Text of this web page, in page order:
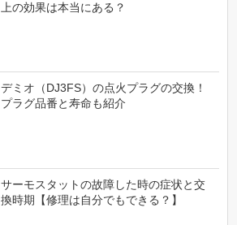
上の効果は本当にある？
デミオ（DJ3FS）の点火プラグの交換！
プラグ品番と寿命も紹介
サーモスタットの故障した時の症状と交
換時期【修理は自分でもできる？】